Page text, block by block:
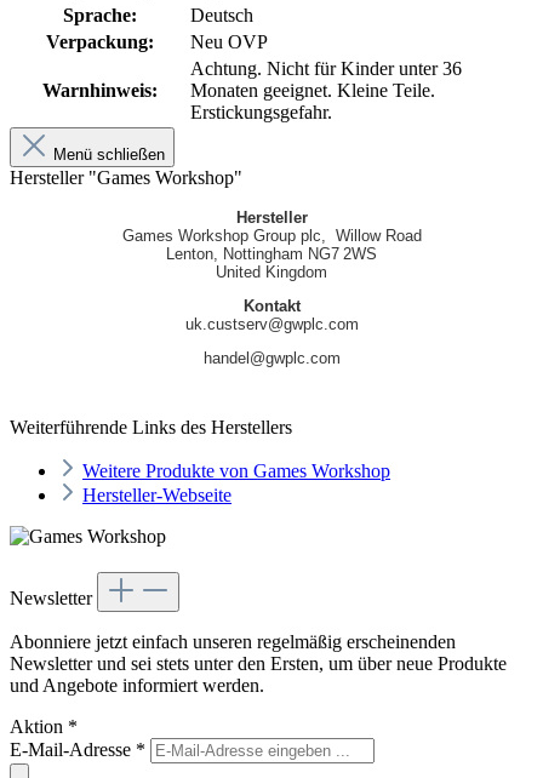
Sprache:
Deutsch
Verpackung:
Neu OVP
Warnhinweis:
Achtung. Nicht für Kinder unter 36
Monaten geeignet. Kleine Teile.
Erstickungsgefahr.
Menü schließen
Hersteller "Games Workshop"
Hersteller
Games Workshop Group plc, Willow Road
Lenton, Nottingham NG7 2WS
United Kingdom
Kontakt
uk.custserv@gwplc.com
handel@gwplc.com
Weiterführende Links des Herstellers
Weitere Produkte von Games Workshop
Hersteller-Webseite
Newsletter
Abonniere jetzt einfach unseren regelmäßig erscheinenden
Newsletter und sei stets unter den Ersten, um über neue Produkte
und Angebote informiert werden.
Aktion *
E-Mail-Adresse *